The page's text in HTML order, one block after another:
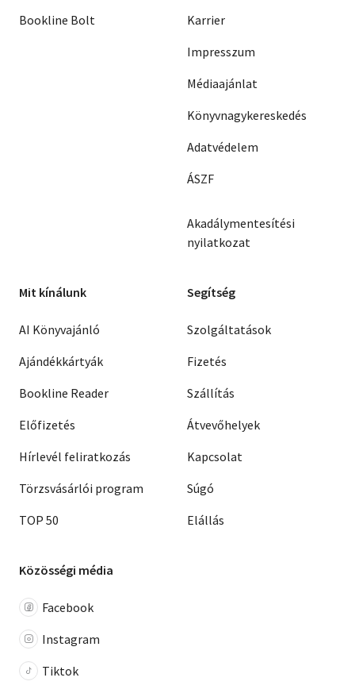
Bookline Bolt
Karrier
Impresszum
Médiaajánlat
Könyvnagykereskedés
Adatvédelem
ÁSZF
Akadálymentesítési
nyilatkozat
Mit kínálunk
AI Könyvajánló
Ajándékkártyák
Bookline Reader
Előfizetés
Hírlevél feliratkozás
Törzsvásárlói program
TOP 50
Segítség
Szolgáltatások
Fizetés
Szállítás
Átvevőhelyek
Kapcsolat
Súgó
Elállás
Közösségi média
Facebook
Instagram
Tiktok